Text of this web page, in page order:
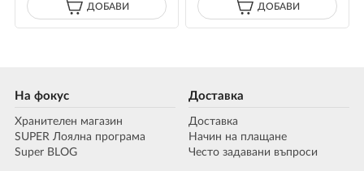
ДОБАВИ ДОБАВИ
На фокус
Хранителен магазин
SUPER Лоялна програма
Super BLOG
Доставка
Доставка
Начин на плащане
Често задавани въпроси